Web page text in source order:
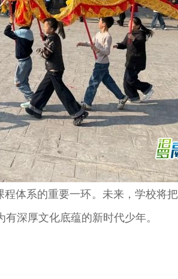
系的重要一环。未来，学校将
深厚文化底蕴的新时代少年。